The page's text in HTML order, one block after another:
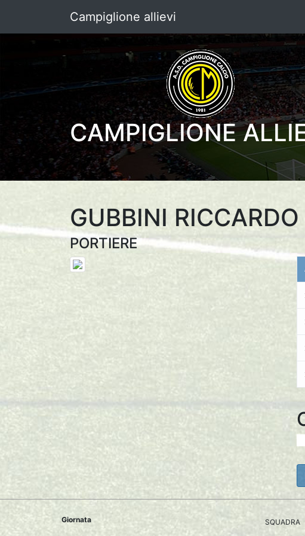
Campiglione allievi
CAMPIGLIONE
GUBBINI RICCARDO
PORTIERE
Giornata SQUADRA